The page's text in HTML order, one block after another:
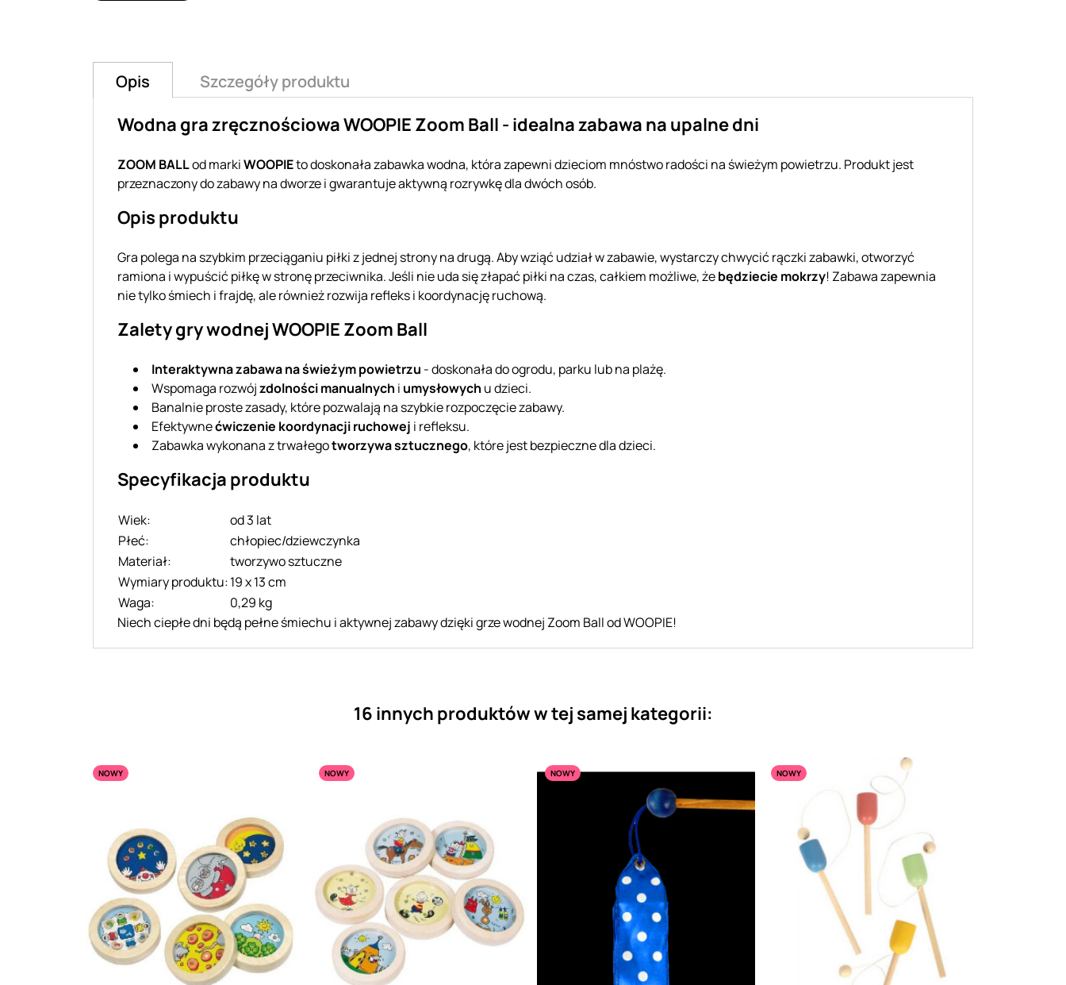
Opis Szczegóły produktu
Wodna gra zręcznościowa WOOPIE Zoom Ball - idealna zabawa na upalne dni
ZOOM BALLod markiWOOPIEto doskonała zabawka wodna, która zapewni dzieciom mnóstwo radości na świeżym powietrzu. Produkt jest
przeznaczony do zabawy na dworze i gwarantuje aktywną rozrywkę dla dwóch osób.
Opis produktu
Gra polega na szybkim przeciąganiu piłki z jednej strony na drugą. Aby wziąć udział w zabawie, wystarczy chwycić rączki zabawki, otworzyć
ramiona i wypuścić piłkę w stronę przeciwnika. Jeśli nie uda się złapać piłki na czas, całkiem możliwe, żebędziecie mokrzy! Zabawa zapewnia
nie tylko śmiech i frajdę, ale również rozwija refleks i koordynację ruchową.
Zalety gry wodnej WOOPIE Zoom Ball
Interaktywna zabawa na świeżym powietrzu - doskonała do ogrodu, parku lub na plażę.
Wspomaga rozwójzdolności manualnych i umysłowych u dzieci.
Banalnie proste zasady, które pozwalają na szybkie rozpoczęcie zabawy.
Efektywnećwiczenie koordynacji ruchowej i refleksu.
Zabawka wykonana z trwałegotworzywa sztucznego, które jest bezpieczne dla dzieci.
Specyfikacja produktu
Wiek:
od 3 lat
Płeć:
chłopiec/dziewczynka
Materiał:
tworzywo sztuczne
Wymiary produktu:19 x 13 cm
Waga:
0,29 kg
Niech ciepłe dni będą pełne śmiechu i aktywnej zabawy dzięki grze wodnej Zoom Ball od WOOPIE!
16 innych produktów w tej samej kategorii:
NOWY NOWY NOWY NOWY